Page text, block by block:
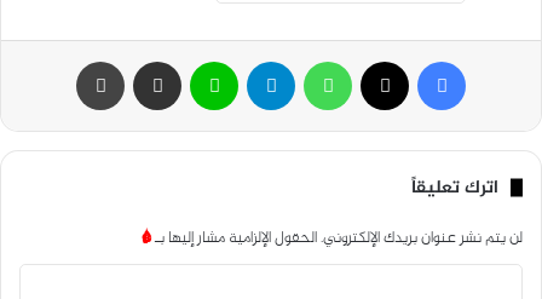
اترك تعليقاً
لن يتم نشر عنوان بريدك الإلكتروني.الحقول الإلزامية مشار إليها بـ*